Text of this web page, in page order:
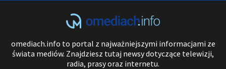
omediach.info to portal z najważniejszymi informacjami ze
świata mediów. Znajdziesz tutaj newsy dotyczące telewizji,
radia, prasy oraz internetu.